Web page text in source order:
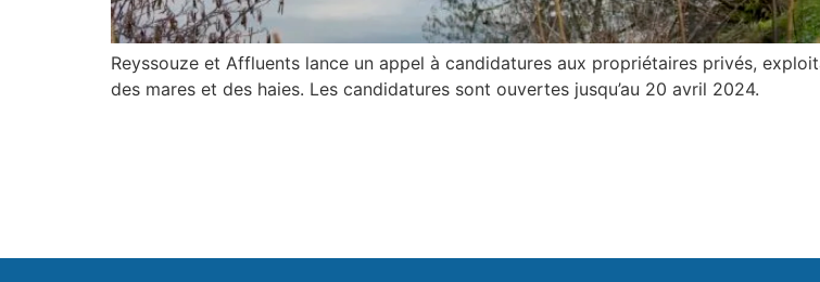
Reyssouze et Affluents lance un appel à candidatures aux propriétaires privés,
des mares et des haies. Les candidatures sont ouvertes jusqu’au 20 avril 2024.